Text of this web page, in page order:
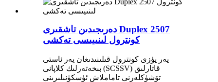
دەرىجىدىن تاشقىرى Duplex 2507
كونترول لىنىيىسى تەكشى
يەر يۈزى كونترول قىلىنىدىغان يەر ئاستى
بىخەتەرلىك كلاپانى (SCSSV) قاتارلىق
تۆشۈكلەرنى تاماملاش ئۈسكۈنىلىرىنى